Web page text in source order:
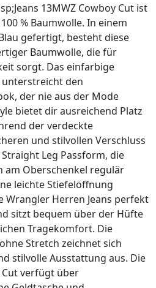
13MWZ Cowboy Cut ist
% Baumwolle. In einem
gefertigt, besteht diese
Baumwolle, die für
sorgt. Das einfarbige
unterstreicht den
der nie aus der Mode
bietet dir ausreichend Platz
der verdeckte
und stilvollen Verschluss
Leg Passform, die
am Oberschenkel regulär
leichte Stiefelöffnung
Wrangler Herren Jeans perfekt
sitzt bequem über der Hüfte
Tragekomfort. Die
Stretch zeichnet sich
stilvolle Ausstattung aus. Die
Cut verfügt über